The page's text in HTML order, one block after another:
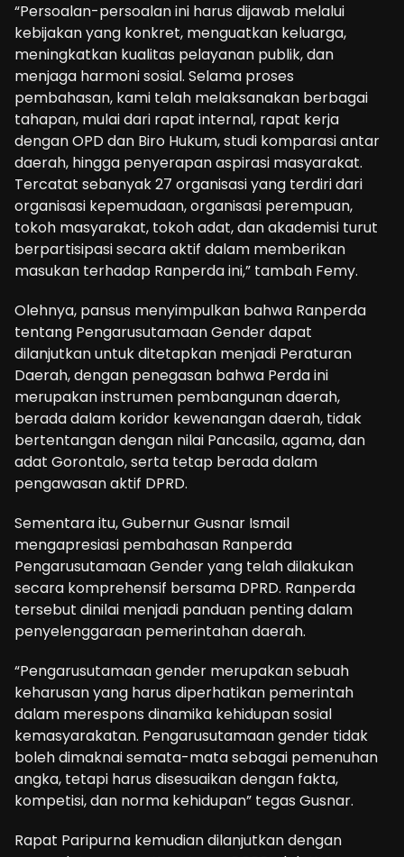
“Persoalan-persoalan ini harus dijawab melalui
kebijakan yang konkret, menguatkan keluarga,
meningkatkan kualitas pelayanan publik, dan
menjaga harmoni sosial. Selama proses
pembahasan, kami telah melaksanakan berbagai
tahapan, mulai dari rapat internal, rapat kerja
dengan OPD dan Biro Hukum, studi komparasi antar
daerah, hingga penyerapan aspirasi masyarakat.
Tercatat sebanyak 27 organisasi yang terdiri dari
organisasi kepemudaan, organisasi perempuan,
tokoh masyarakat, tokoh adat, dan akademisi turut
berpartisipasi secara aktif dalam memberikan
masukan terhadap Ranperda ini,” tambah Femy.
Olehnya, pansus menyimpulkan bahwa Ranperda
tentang Pengarusutamaan Gender dapat
dilanjutkan untuk ditetapkan menjadi Peraturan
Daerah, dengan penegasan bahwa Perda ini
merupakan instrumen pembangunan daerah,
berada dalam koridor kewenangan daerah, tidak
bertentangan dengan nilai Pancasila, agama, dan
adat Gorontalo, serta tetap berada dalam
pengawasan aktif DPRD.
Sementara itu, Gubernur Gusnar Ismail
mengapresiasi pembahasan Ranperda
Pengarusutamaan Gender yang telah dilakukan
secara komprehensif bersama DPRD. Ranperda
tersebut dinilai menjadi panduan penting dalam
penyelenggaraan pemerintahan daerah.
“Pengarusutamaan gender merupakan sebuah
keharusan yang harus diperhatikan pemerintah
dalam merespons dinamika kehidupan sosial
kemasyarakatan. Pengarusutamaan gender tidak
boleh dimaknai semata-mata sebagai pemenuhan
angka, tetapi harus disesuaikan dengan fakta,
kompetisi, dan norma kehidupan” tegas Gusnar.
Rapat Paripurna kemudian dilanjutkan dengan